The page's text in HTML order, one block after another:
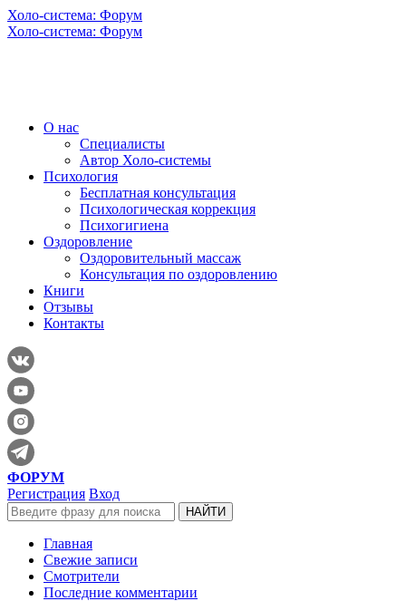
Холо-система: Форум
Холо-система: Форум
О нас
Специалисты
Автор Холо-системы
Психология
Бесплатная консультация
Психологическая коррекция
Психогигиена
Оздоровление
Оздоровительный массаж
Консультация по оздоровлению
Книги
Отзывы
Контакты
ФОРУМ
Регистрация Вход
Главная
Свежие записи
Смотрители
Последние комментарии